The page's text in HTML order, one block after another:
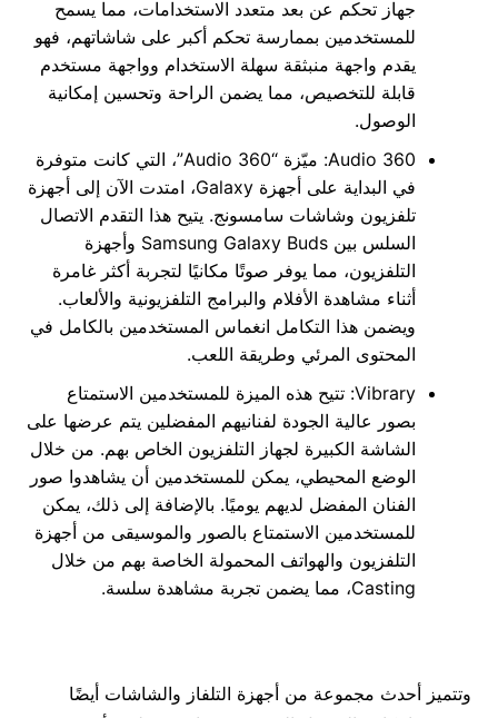
جهاز تحكم عن بعد متعدد الاستخدامات، مما يسمح
للمستخدمين بممارسة تحكم أكبر على شاشاتهم، فهو
يقدم واجهة منبثقة سهلة الاستخدام وواجهة مستخدم
قابلة للتخصيص، مما يضمن الراحة وتحسين إمكانية
الوصول.
360 Audio: ميّزة “360 Audio”، التي كانت متوفرة
في البداية على أجهزة Galaxy، امتدت الآن إلى أجهزة
تلفزيون وشاشات سامسونج. يتيح هذا التقدم الاتصال
السلس بين Samsung Galaxy Buds وأجهزة
التلفزيون، مما يوفر صوتًا مكانيًا لتجربة أكثر غامرة
أثناء مشاهدة الأفلام والبرامج التلفزيونية والألعاب.
ويضمن هذا التكامل انغماس المستخدمين بالكامل في
المحتوى المرئي وطريقة اللعب.
Vibrary: تتيح هذه الميزة للمستخدمين الاستمتاع
بصور عالية الجودة لفنانيهم المفضلين يتم عرضها على
الشاشة الكبيرة لجهاز التلفزيون الخاص بهم. من خلال
الوضع المحيطي، يمكن للمستخدمين أن يشاهدوا صور
الفنان المفضل لديهم يوميًا. بالإضافة إلى ذلك، يمكن
للمستخدمين الاستمتاع بالصور والموسيقى من أجهزة
التلفزيون والهواتف المحمولة الخاصة بهم من خلال
Casting، مما يضمن تجربة مشاهدة سلسة.
وتتميز أحدث مجموعة من أجهزة التلفاز والشاشات أيضًا